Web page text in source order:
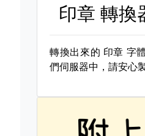
印章 轉換
轉換出來的 印章 字
們伺服器中，請安心